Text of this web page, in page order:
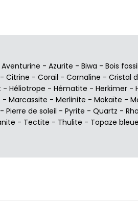
Aventurine - Azurite - Biwa - Bois
- Citrine - Corail - Cornaline - Cristal
- Héliotrope - Hématite - Herkimer -
- Marcassite - Merlinite - Mokaïte -
- Pierre de soleil - Pyrite - Quartz -
- Tectite - Thulite - Topaze bleue